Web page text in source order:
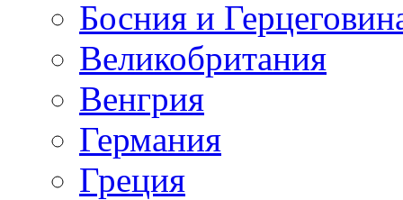
Босния и
Великобритания
Венгрия
Германия
Греция